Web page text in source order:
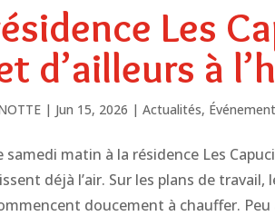
Les
d’ailleurs à
| Jun 15, 2026 |Actualités,
samedi matin à la résidence Les
déjà l’air. Sur les plans de
doucement à chauffer. Peu